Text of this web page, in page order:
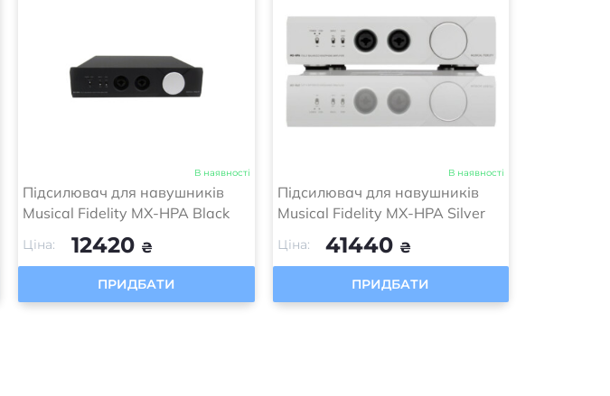
В наявності
Підсилювач для навушників
Musical Fidelity MX-HPA Black
Ціна: 12420 ₴
ПРИДБАТИ
В наявності
Підсилювач для навушників
Musical Fidelity MX-HPA Silver
Ціна: 41440 ₴
ПРИДБАТИ